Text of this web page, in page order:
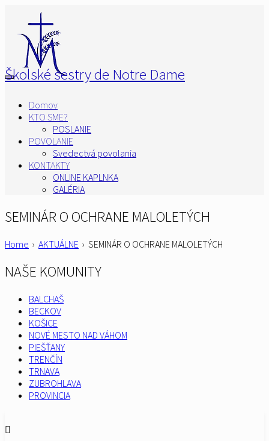
Školské sestry de Notre Dame
Domov
KTO SME?
POSLANIE
POVOLANIE
Svedectvá povolania
KONTAKTY
ONLINE KAPLNKA
GALÉRIA
SEMINÁR O OCHRANE MALOLETÝCH
Home › AKTUÁLNE › SEMINÁR O OCHRANE MALOLETÝCH
NAŠE KOMUNITY
BALCHAŠ
BECKOV
KOŠICE
NOVÉ MESTO NAD VÁHOM
PIEŠŤANY
TRENČÍN
TRNAVA
ZUBROHLAVA
PROVINCIA